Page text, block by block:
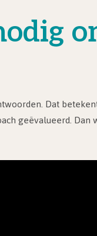
Dat
geëvalueerd.